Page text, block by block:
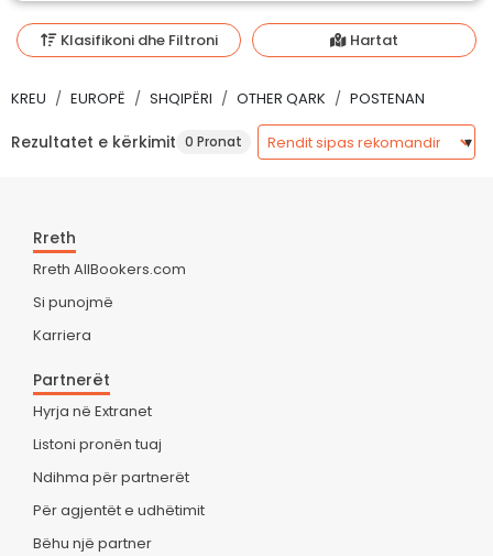
Klasifikoni dhe Filtroni Hartat
KREU EUROPË SHQIPËRI OTHER QARK POSTENAN
Rezultatet e kërkimit 0 Pronat
Rreth
Rreth AllBookers.com
Si punojmë
Karriera
Partnerët
Hyrja në Extranet
Listoni pronën tuaj
Ndihma për partnerët
Për agjentët e udhëtimit
Bëhu një partner